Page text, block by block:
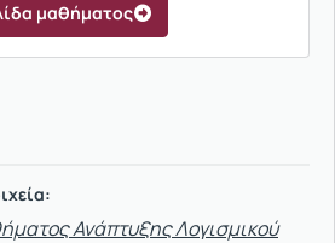
μαθήματος
Ανάπτυξης Λογισμικού